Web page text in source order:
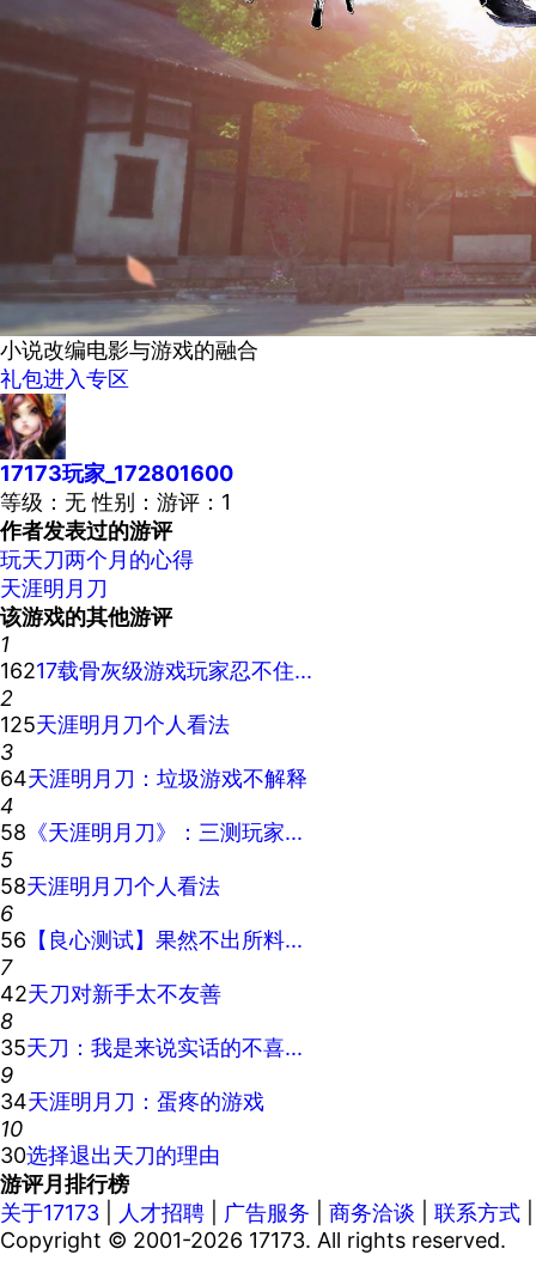
小说改编电影与游戏的融合
礼包进入专区
17173玩家_172801600
等级： 无 性别： 游评： 1
作者发表过的游评
玩天刀两个月的心得
天涯明月刀
该游戏的其他游评
1
16217载骨灰级游戏玩家忍不住...
2
125天涯明月刀个人看法
3
64天涯明月刀：垃圾游戏不解释
4
58 《天涯明月刀》：三测玩家...
5
58天涯明月刀个人看法
6
56 【良心测试】果然不出所料...
7
42天刀对新手太不友善
8
35天刀：我是来说实话的不喜...
9
34天涯明月刀：蛋疼的游戏
10
30选择退出天刀的理由
游评月排行榜
关于17173
人才招聘 广告服务 商务洽谈 联系方式
Copyright © 2001-2026 17173. All rights reserved.